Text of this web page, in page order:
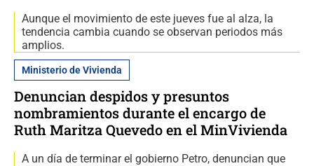
Aunque el movimiento de este jueves fue al alza, la
tendencia cambia cuando se observan periodos más
amplios.
Ministerio de Vivienda
Denuncian despidos y presuntos
nombramientos durante el encargo de
Ruth Maritza Quevedo en el MinVivienda
A un día de terminar el gobierno Petro, denuncian que